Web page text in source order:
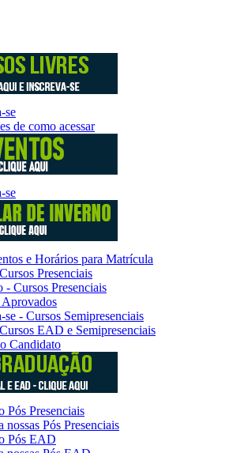
se
de como acessar
se
e Horários para Matrícula
Presenciais
- Cursos Presenciais
se - Cursos Semipresenciais
EAD e Semipresenciais
Candidato
Pós Presenciais
nossas Pós Presenciais
Pós EAD